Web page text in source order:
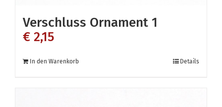
Verschluss Ornament 1
€ 2,15
In den Warenkorb Details